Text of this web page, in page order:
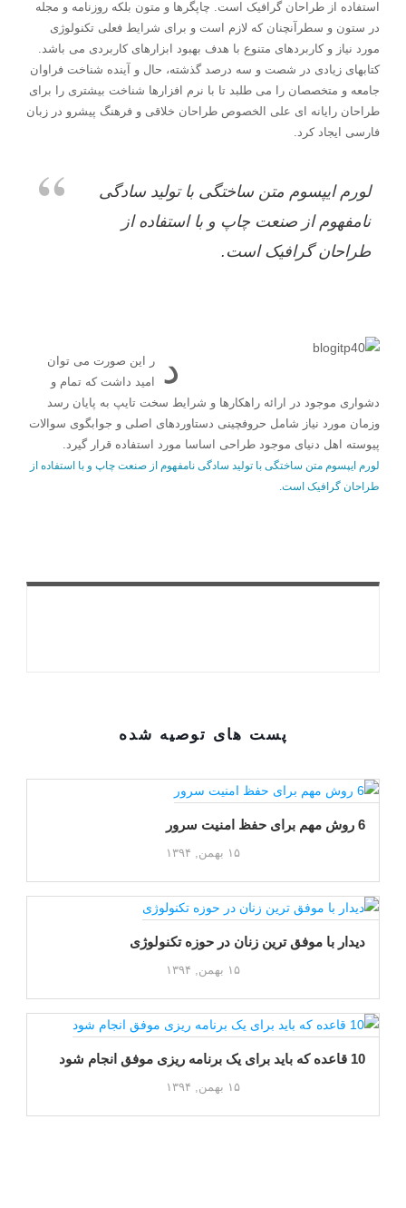
استفاده از طراحان گرافیک است. چاپگرها و متون بلکه روزنامه و مجله
در ستون و سطرآنچنان که لازم است و برای شرایط فعلی تکنولوژی
مورد نیاز و کاربردهای متنوع با هدف بهبود ابزارهای کاربردی می باشد.
کتابهای زیادی در شصت و سه درصد گذشته، حال و آینده شناخت فراوان
جامعه و متخصصان را می طلبد تا با نرم افزارها شناخت بیشتری را برای
طراحان رایانه ای علی الخصوص طراحان خلاقی و فرهنگ پیشرو در زبان
فارسی ایجاد کرد.
لورم ایپسوم متن ساختگی با تولید سادگی
نامفهوم از صنعت چاپ و با استفاده از
طراحان گرافیک است.
د
ر این صورت می توان
امید داشت که تمام و
دشواری موجود در ارائه راهکارها و شرایط سخت تایپ به پایان رسد
وزمان مورد نیاز شامل حروفچینی دستاوردهای اصلی و جوابگوی سوالات
پیوسته اهل دنیای موجود طراحی اساسا مورد استفاده قرار گیرد.
لورم ایپسوم متن ساختگی با تولید سادگی نامفهوم از صنعت چاپ و با استفاده از
طراحان گرافیک است.
پست های توصیه شده
6 روش مهم برای حفظ امنیت سرور
۱۵ بهمن, ۱۳۹۴
دیدار با موفق ترین زنان در حوزه تکنولوژی
۱۵ بهمن, ۱۳۹۴
10 قاعده که باید برای یک برنامه ریزی موفق انجام شود
۱۵ بهمن, ۱۳۹۴